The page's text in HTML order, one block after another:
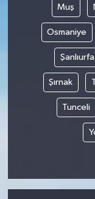
Muş
Osmaniye
Şanlıurfa
Şırnak
Tunceli